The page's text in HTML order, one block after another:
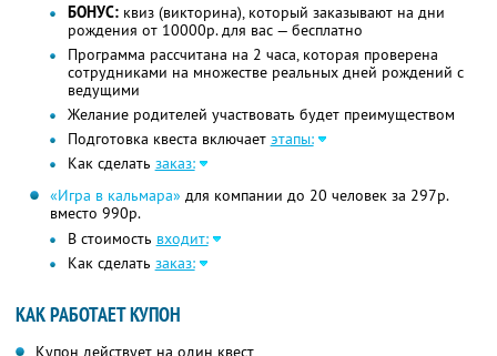
БОНУС:квиз (викторина), который заказывают на дни
рождения от 10000р. для вас — бесплатно
Программа рассчитана на 2 часа, которая проверена
сотрудниками на множестве реальных дней рождений с
ведущими
Желание родителей участвовать будет преимуществом
Подготовка квеста включает этапы:
Как сделать заказ:
«Игра в кальмара» для компании до 20 человек за 297р.
вместо 990р.
В стоимость входит:
Как сделать заказ:
КАК РАБОТАЕТ КУПОН
Купон действует на один квест